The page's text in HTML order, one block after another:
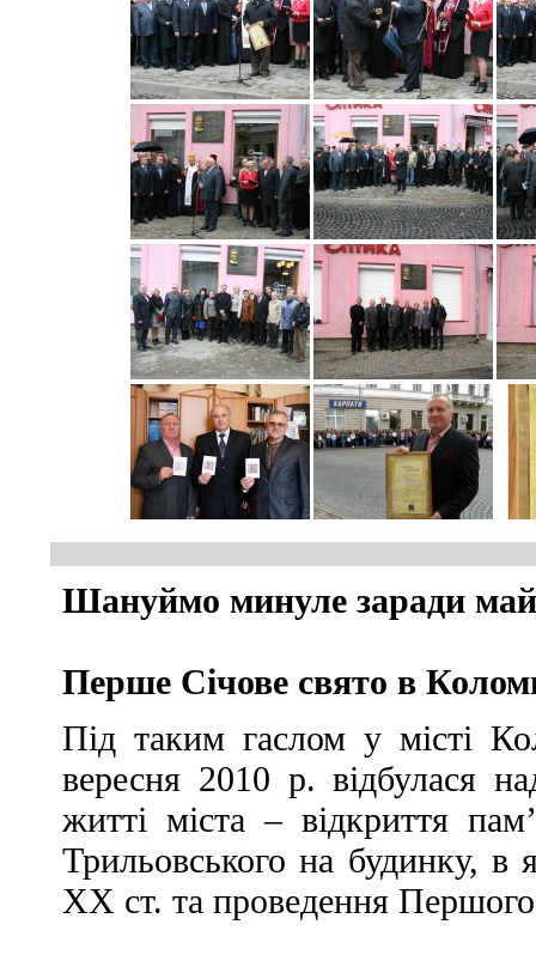
Шануймо минуле заради
Перше Січове свято в
Під таким гаслом у місті
вересня 2010 р. відбулася
житті міста – відкриття
Трильовського на будинку, в
ХХ ст. та проведення Першого